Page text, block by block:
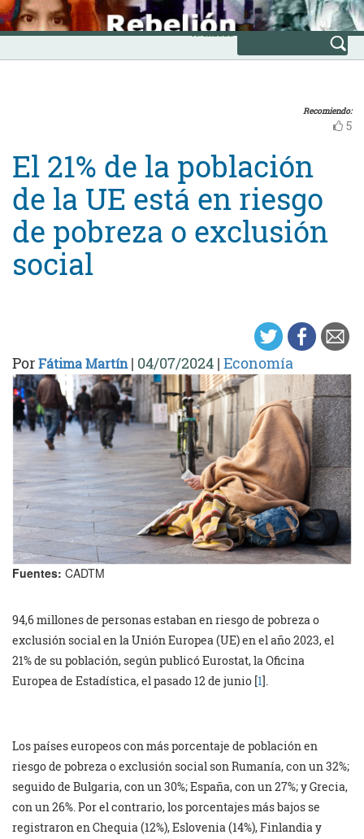
Skip
to
content
INICIO
Avanzada
Recomiendo:
5
El 21% de la población
de la UE está en riesgo
de pobreza o exclusión
social
PorFátima Martín| 04/07/2024 | Economía
Fuentes: CADTM
94,6 millones de personas estaban en riesgo de pobreza o
exclusión social en la Unión Europea (UE) en el año 2023, el
21% de su población, según publicó Eurostat, la Oficina
Europea de Estadística, el pasado 12 de junio [1].
Los países europeos con más porcentaje de población en
riesgo de pobreza o exclusión social son Rumanía, con un 32%;
seguido de Bulgaria, con un 30%; España, con un 27%; y Grecia,
con un 26%. Por el contrario, los porcentajes más bajos se
registraron en Chequia (12%), Eslovenia (14%), Finlandia y